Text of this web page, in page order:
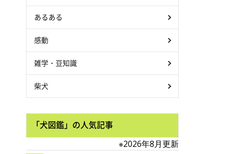
あるある
感動
雑学・豆知識
柴犬
「犬図鑑」の人気記事
※2026年8月更新